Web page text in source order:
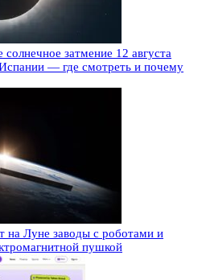
затмение 12 августа
— где смотреть и почему
на Луне заводы с роботами и
пушкой